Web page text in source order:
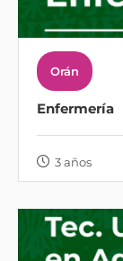
Orán
Enfermería
3 años